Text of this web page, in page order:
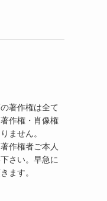
著作権は全て
作権・肖像権
ません。
作権者ご本人
さい。早急に
ます。